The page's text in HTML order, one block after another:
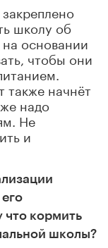
школу об
основании
чтобы они
также начнёт
надо
Не
и
что кормить
школы?